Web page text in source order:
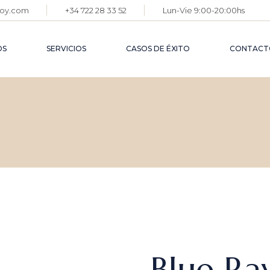
+34 722 28 33 52 Lun-Vie 9:00-20:00hs
SERVICIOS CASOS DE ÉXITO